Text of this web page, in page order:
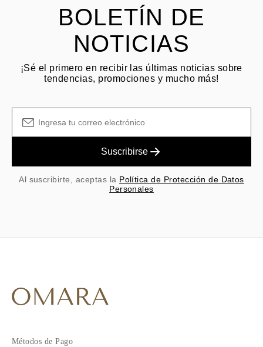
BOLETÍN DE
NOTICIAS
¡Sé el primero en recibir las últimas noticias sobre
tendencias, promociones y mucho más!
Suscribirse
Al suscribirte, aceptas la Política de Protección de Datos
Personales
Métodos de Pago